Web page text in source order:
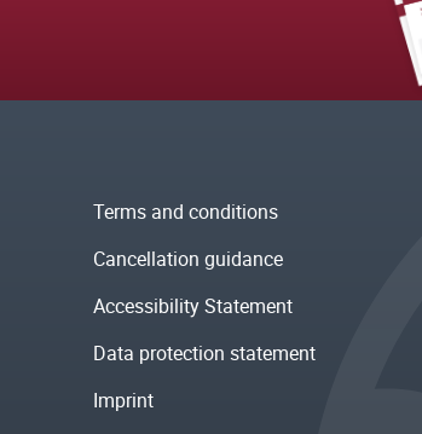
Terms and conditions
Cancellation guidance
Accessibility Statement
Data protection statement
Imprint